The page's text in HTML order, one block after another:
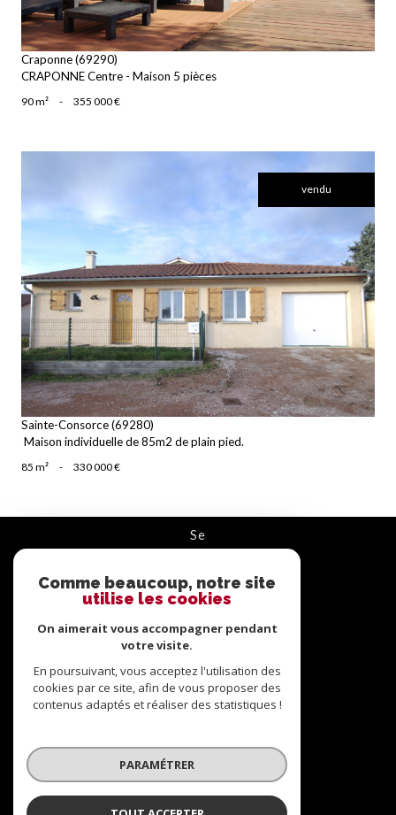
Craponne (69290)
CRAPONNE Centre - Maison 5 pièces
90 m² - 355 000 €
vendu
voir le bien
Sainte-Consorce (69280)
Maison individuelle de 85m2 de plain pied.
85 m² - 330 000 €
se
connecter
ESPACE PROPRIÉTAIRE
nous
suivre
adhérons
Comme beaucoup, notre site
utilise les cookies
On aimerait vous accompagner pendant
votre visite.
En poursuivant, vous acceptez l'utilisation des
cookies par ce site, afin de vous proposer des
contenus adaptés et réaliser des statistiques !
PARAMÉTRER